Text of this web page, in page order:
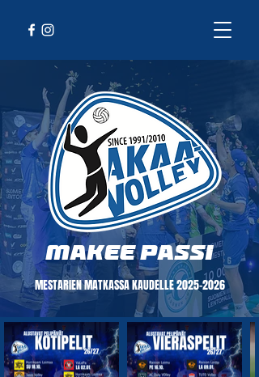
makEE PASSI
MESTARIEN MATKASSA KAUDELLE2025-2026